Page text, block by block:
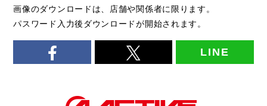
画像のダウンロードは、店舗や関係者に限ります。
パスワード入力後ダウンロードが開始されます。
LINE